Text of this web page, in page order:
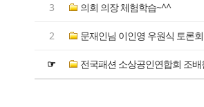
3 의회 의장 체험학습~^^
2 문재인님 이인영 우원식 토론
☞ 전국패션 소상공인연합회 조배